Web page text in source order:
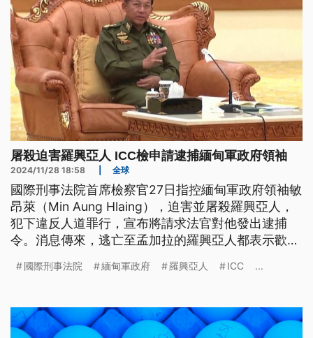
屠殺迫害羅興亞人 ICC檢申請逮捕緬甸軍政府領袖
2024/11/28 18:58 全球
國際刑事法院首席檢察官27日指控緬甸軍政府領袖敏
昂萊（Min Aung Hlaing），迫害並屠殺羅興亞人，
犯下違反人道罪行，宣布將請求法官對他發出逮捕
令。消息傳來，逃亡至孟加拉的羅興亞人都表示歡
國際刑事法院 緬甸軍政府 羅興亞人 ICC ...